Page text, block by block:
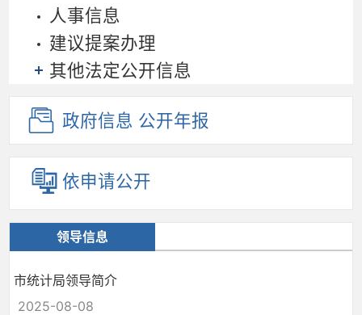
人事信息
建议提案办理
其他法定公开信息
政府信息 公开年报
依申请公开
领导信息
市统计局领导简介
2025-08-08